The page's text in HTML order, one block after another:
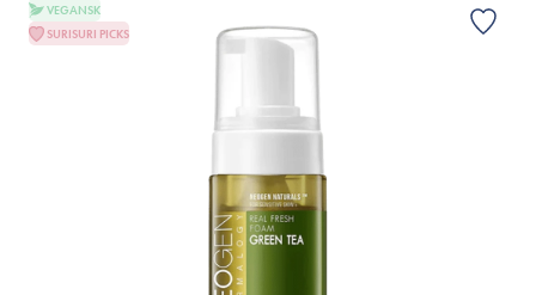
VEGANSK
SURISURI PICKS